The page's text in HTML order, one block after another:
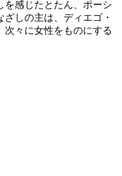
を感じたとたん、ポーシ
しの主は、ディエゴ・
次々に女性をものにする